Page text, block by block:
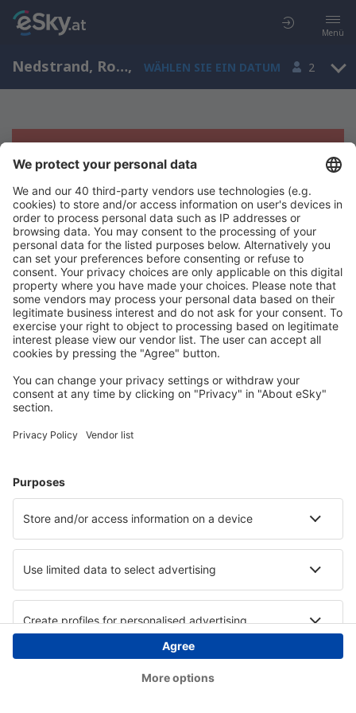
Menü
Nedstrand, Rogaland, Norwegen, WÄHLEN SIE EIN DATUM 2
Es tut uns leid, wir können keine
Ergebnisse aufzeigen
Bitte starten Sie Ihre Suche erneut mit anderen Suchkriterien.
Copyright © eSky.at. Alle Rechte vorbehalten.